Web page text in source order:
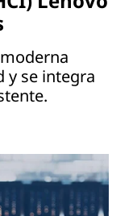
y se integra